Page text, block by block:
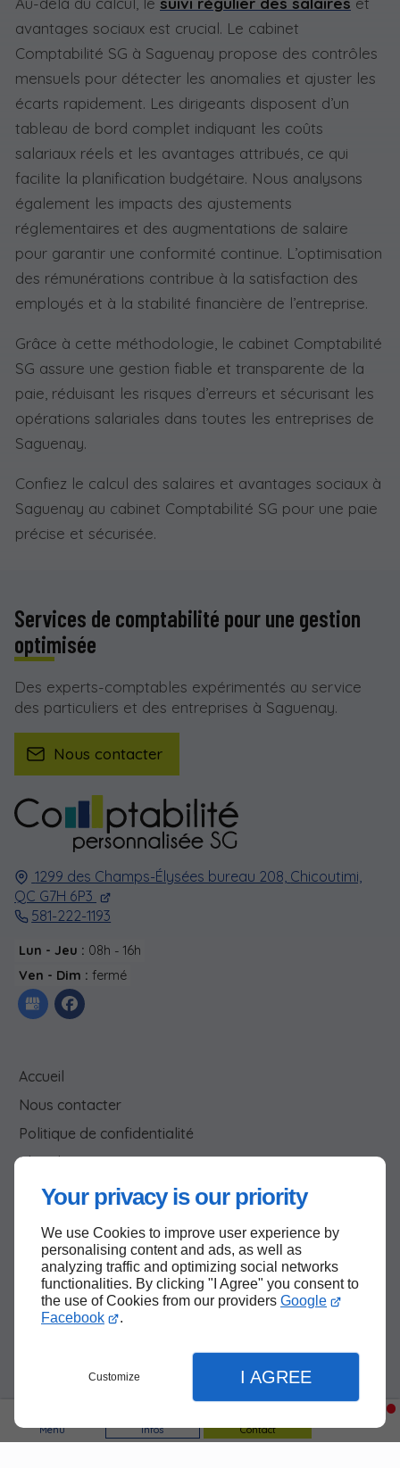
Your privacy is our priority
We use Cookies to improve user experience by
personalising content and ads, as well as
analyzing traffic and optimizing social networks
functionalities. By clicking "I Agree" you consent to
the use of Cookies from our providers Google
Facebook
.
Customize I AGREE
Menu Infos Contact
avantages sociaux est crucial. Le cabinet
Comptabilité SG à Saguenay propose des contrôles
mensuels pour détecter les anomalies et ajuster les
écarts rapidement. Les dirigeants disposent d’un
tableau de bord complet indiquant les coûts
salariaux réels et les avantages attribués, ce qui
facilite la planification budgétaire. Nous analysons
également les impacts des ajustements
réglementaires et des augmentations de salaire
pour garantir une conformité continue. L’optimisation
des rémunérations contribue à la satisfaction des
employés et à la stabilité financière de l’entreprise.
Grâce à cette méthodologie, le cabinet Comptabilité
SG assure une gestion fiable et transparente de la
paie, réduisant les risques d’erreurs et sécurisant les
opérations salariales dans toutes les entreprises de
Saguenay.
Confiez le calcul des salaires et avantages sociaux à
Saguenay au cabinet Comptabilité SG pour une paie
précise et sécurisée.
1299 des Champs-Élysées bureau 208, Chicoutimi,
QC G7H 6P3
581-222-1193
Lun - Jeu : 08h - 16h
Ven - Dim : fermé
Accueil
Nous contacter
Politique de confidentialité
Plan du site
Services de comptabilité pour une gestion
optimisée
Des experts-comptables expérimentés au service
des particuliers et des entreprises à Saguenay.
Nous contacter
Haut de page